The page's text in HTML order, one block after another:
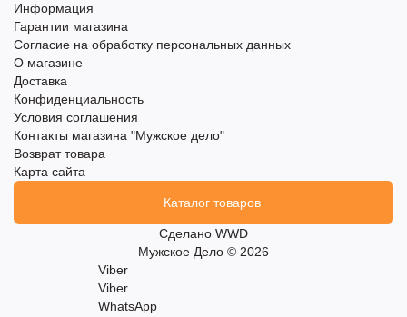
Информация
Гарантии магазина
Согласие на обработку персональных данных
О магазине
Доставка
Конфиденциальность
Условия соглашения
Контакты магазина "Мужское дело"
Возврат товара
Карта сайта
Каталог товаров
Сделано WWD
Мужское Дело © 2026
Viber
Viber
WhatsApp